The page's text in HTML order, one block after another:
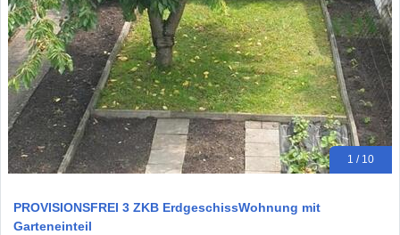
1 / 10
PROVISIONSFREI 3 ZKB ErdgeschissWohnung mit
Garteneinteil